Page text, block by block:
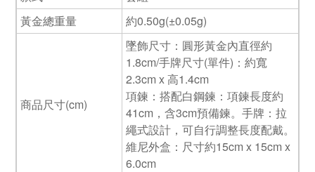
黃金總重量
約0.50g(±0.05g)
商品尺寸(cm)
墜飾尺寸：圓形黃金內直徑約
1.8cm/手牌尺寸(單件)：約寬
2.3cm x 高1.4cm
項鍊：搭配白鋼鍊：項鍊長度約
41cm，含3cm預備鍊。手牌：拉
繩式設計，可自行調整長度配戴。
維尼外盒：尺寸約15cm x 15cm x
6.0cm